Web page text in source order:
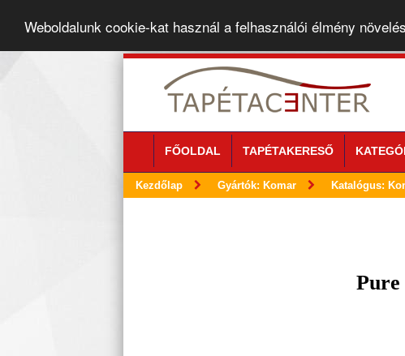
Weboldalunk cookie-kat használ a felhasználói élmény
FŐOLDAL TAPÉTAKERESŐ
Kezdőlap Gyártók: Komar Katalógus:
Pure